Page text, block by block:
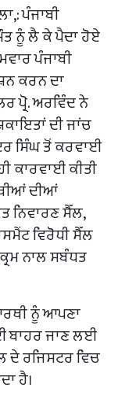
ਪੰਜਾਬੀ
ਨੂੰ ਲੈ ਕੇ ਪੈਦਾ ਹੋਏ
ਪੰਜਾਬੀ
ਕਰਨ ਦਾ
ਪ੍ਰੋ. ਅਰਵਿੰਦ ਨੇ
ਦੀ ਜਾਂਚ
ਸਿੰਘ ਤੋਂ ਕਰਵਾਈ
ਕਾਰਵਾਈ ਕੀਤੀ
ਦੀਆਂ
ਨਿਵਾਰਣ ਸੈੱਲ,
ਵਿਰੋਧੀ ਸੈੱਲ
ਨਾਲ ਸਬੰਧਤ
ਨੂੰ ਆਪਣਾ
ਬਾਹਰ ਜਾਣ ਲਈ
ਦੇ ਰਜਿਸਟਰ ਵਿਚ
ਹੈ।